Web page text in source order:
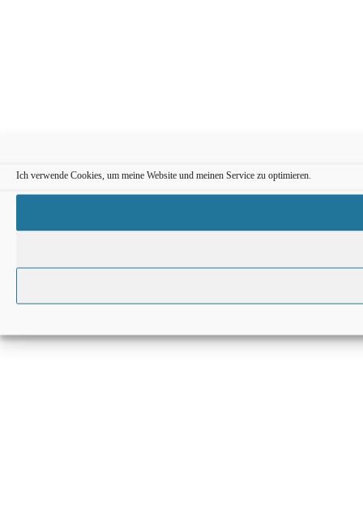
Ich verwende Cookies, um meine Website und meinen Service zu optimieren.